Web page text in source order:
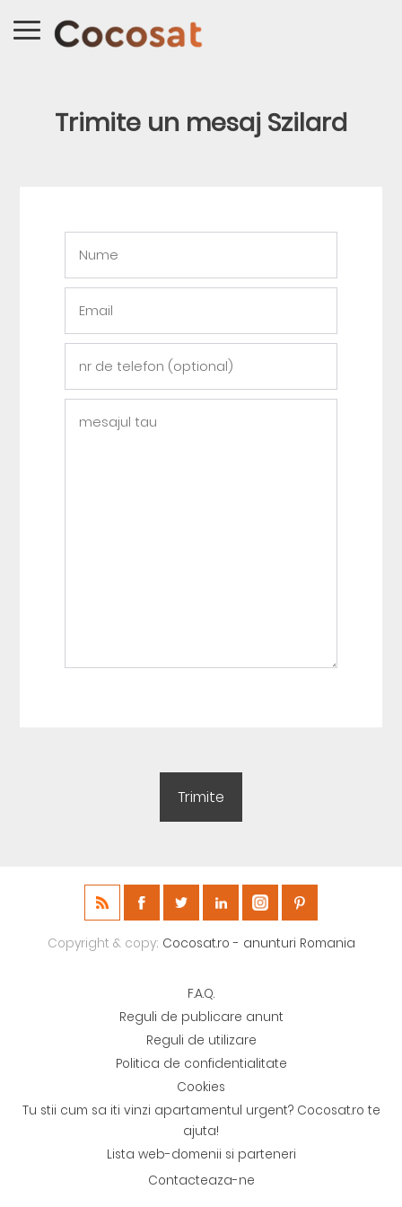
Trimite un mesaj Szilard
Copyright & copy; Cocosat.ro - anunturi Romania
F.A.Q.
Reguli de publicare anunt
Reguli de utilizare
Politica de confidentialitate
Cookies
Tu stii cum sa iti vinzi apartamentul urgent? Cocosat.ro te
ajuta!
Lista web-domenii si parteneri
Contacteaza-ne